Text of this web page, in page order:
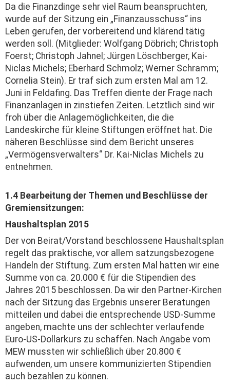
Da die Finanzdinge sehr viel Raum beanspruchten,
wurde auf der Sitzung ein „Finanz­ausschuss“ ins
Leben gerufen, der vorbereitend und klärend tätig
werden soll. (Mitglieder: Wolfgang Döbrich; Christoph
Foerst; Christoph Jahnel; Jürgen Löschberger, Kai-
Niclas Michels; Eberhard Schmolz; Werner Schramm;
Cornelia Stein). Er traf sich zum ersten Mal am 12.
Juni in Feldafing. Das Treffen diente der Frage nach
Finanzanlagen in zinstiefen Zeiten. Letztlich sind wir
froh über die Anlagemöglichkeiten, die die
Landeskirche für kleine Stiftungen eröffnet hat. Die
näheren Beschlüsse sind dem Bericht unseres
„Vermögens­verwalters“ Dr. Kai-Niclas Michels zu
entnehmen.
1.4 Bearbeitung der Themen und Beschlüsse der
Gremiensitzungen:
Haushaltsplan 2015
Der von Beirat/Vorstand beschlossene Haushaltsplan
regelt das praktische, vor allem satzungsbezogene
Handeln der Stiftung. Zum ersten Mal hatten wir eine
Summe von ca. 20.000 € für die Stipendien des
Jahres 2015 beschlossen. Da wir den Partner-Kirchen
nach der Sitzung das Ergebnis unserer Beratungen
mitteilen und dabei die entsprechende USD-Summe
angeben, machte uns der schlechter verlaufende
Euro-US-Dollarkurs zu schaffen. Nach Angabe vom
MEW mussten wir schließlich über 20.800 €
aufwenden, um unsere kommunizierten Stipendien
auch bezahlen zu können.